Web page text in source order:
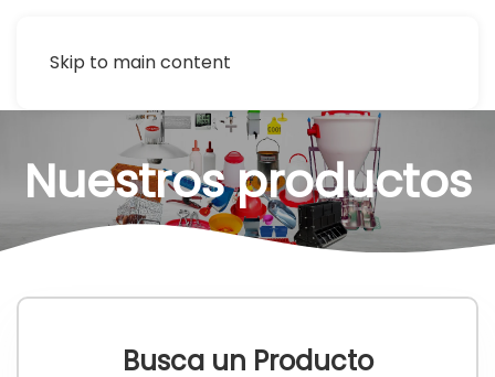
Skip to main content
Nuestros productos
Busca un Producto